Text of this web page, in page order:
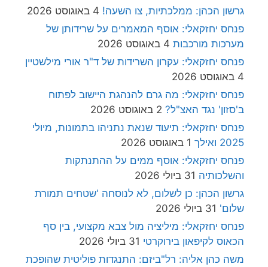
גרשון הכהן: ממלכתיות, צו השעה! 4 באוגוסט 2026
פנחס יחזקאלי: אוסף המאמרים על שרידותן של
מערכות מורכבות 4 באוגוסט 2026
פנחס יחזקאלי: עקרון השרידות של ד"ר אורי מילשטיין
4 באוגוסט 2026
פנחס יחזקאלי: מה גרם להנהגת היישוב לפתוח
ב'סזון' נגד האצ"ל? 2 באוגוסט 2026
פנחס יחזקאלי: תיעוד שנאת נתניהו בתמונות, מיולי
2025 ואילך
1 באוגוסט 2026
פנחס יחזקאלי: אוסף ממים על ההתנתקות
והשלכותיה 31 ביולי 2026
גרשון הכהן: כן לשלום, לא לנוסחה 'שטחים תמורת
שלום' 31 ביולי 2026
פנחס יחזקאלי: מיליציה מול צבא מקצועי, בין סף
הכאוס לקיפאון בירוקרטי 31 ביולי 2026
משה כהן אליה: רל"ביזם: התנגדות פוליטית שהופכת